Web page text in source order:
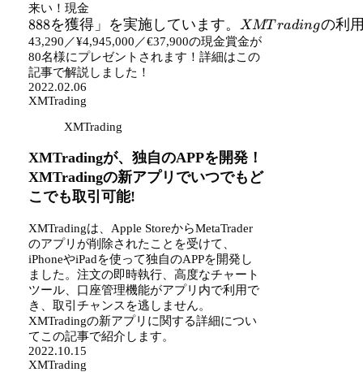
来い！現金
得」を実施
していま
す。
XMTrading
888を獲得」を実施しています。XMTradingの利
43,290／¥4,945,000／€37,900の現金賞金が
80名様にプレゼントされます！詳細はこの
記事で解説しました！
2022.02.06
XMTrading
XMTrading
XMTradingが、独自のAPPを開発！
XMTradingの新アプリでいつでもど
こでも取引可能!
XMTradingは、Apple StoreからMetaTrader
のアプリが削除されたことを受けて、
iPhoneやiPadを使って独自のAPPを開発し
ました。注文の即時執行、高度なチャート
ツール、口座管理機能がアプリ内で利用で
き、取引チャンスを逃しません。
XMTradingの新アプリに関する詳細につい
てこの記事で紹介します。
2022.10.15
XMTrading